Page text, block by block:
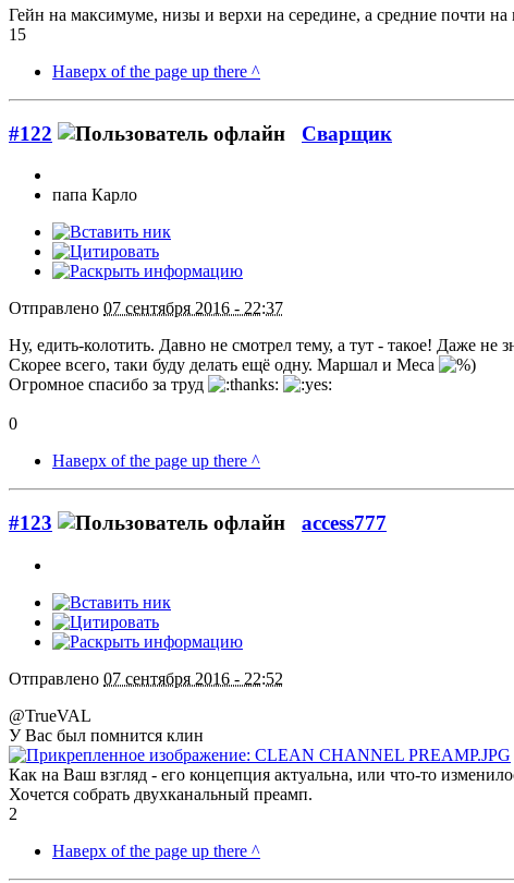
Гейн на максимуме, низы и верхи на середине, а средние почти
15
Наверх of the page up there ^
#122 Сварщик
папа Карло
Отправлено 07 сентября 2016 - 22:37
Ну, едить-колотить. Давно не смотрел тему, а тут - такое! Даже
Скорее всего, таки буду делать ещё одну. Маршал и Меса
Огромное спасибо за труд
0
Наверх of the page up there ^
#123 access777
Отправлено 07 сентября 2016 - 22:52
@TrueVAL
У Вас был помнится клин
Как на Ваш взгляд - его концепция актуальна, или что-то
Хочется собрать двухканальный преамп.
2
Наверх of the page up there ^